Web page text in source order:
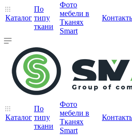
Каталог
По
типу
ткани
Фото
мебели в
Тканях
Smart
Каталог
По
типу
ткани
Фото
мебели в
Тканях
Smart